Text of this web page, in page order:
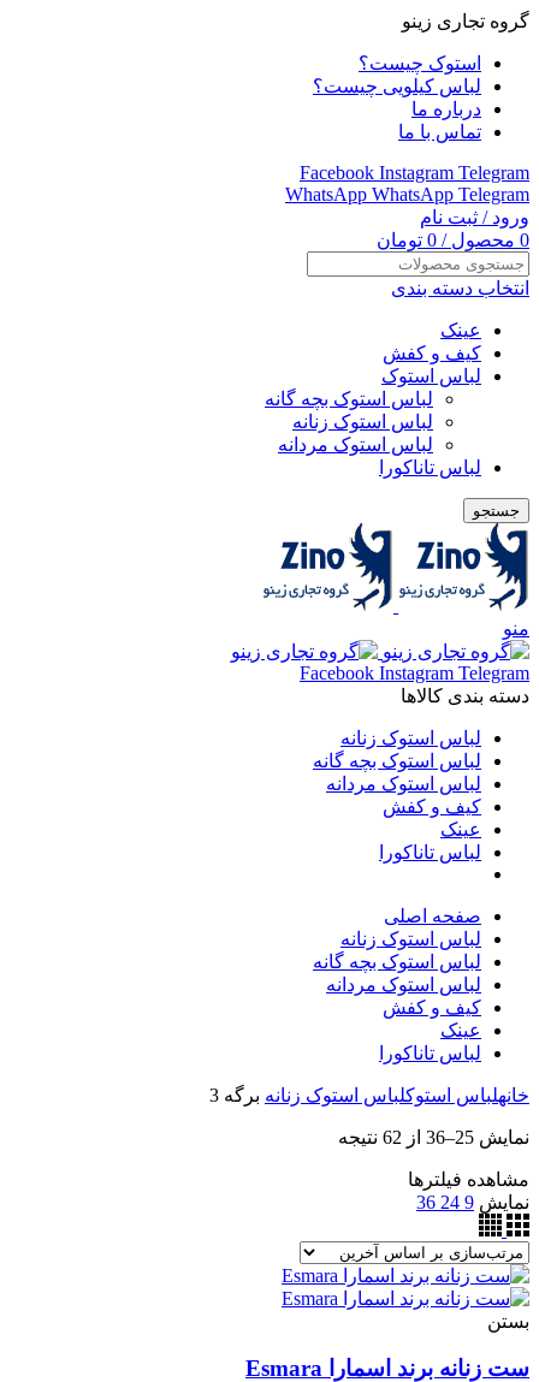
گروه تجاری زینو
استوک چیست؟
لباس کیلویی چیست؟
درباره ما
تماس با ما
Facebook Instagram Telegram
WhatsApp WhatsApp Telegram
ورود / ثبت نام
0 محصول /
0 تومان
انتخاب دسته بندی
عینک
کیف و کفش
لباس استوک
لباس استوک بچه گانه
لباس استوک زنانه
لباس استوک مردانه
لباس تاناکورا
جستجو
منو
Facebook Instagram Telegram
دسته بندی کالاها
لباس استوک زنانه
لباس استوک بچه گانه
لباس استوک مردانه
کیف و کفش
عینک
لباس تاناکورا
صفحه اصلی
لباس استوک زنانه
لباس استوک بچه گانه
لباس استوک مردانه
کیف و کفش
عینک
لباس تاناکورا
خانهلباس استوکلباس استوک زنانه برگه 3
نمایش 25–36 از 62 نتیجه
مشاهده فیلترها
نمایش 9
24
36
بستن
ست زنانه برند اسمارا Esmara